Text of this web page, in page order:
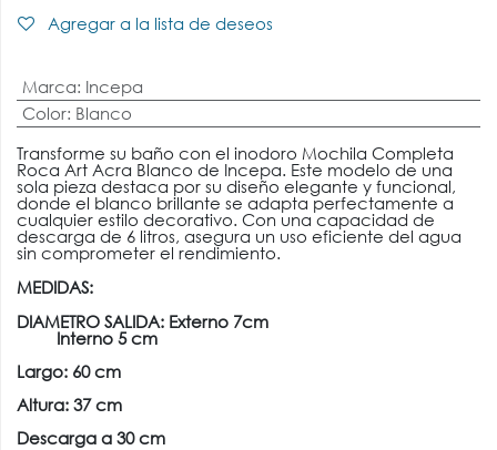
Agregar a la lista de deseos
Marca: Incepa
Color: Blanco
Transforme su baño con el inodoro Mochila Completa
Roca Art Acra Blanco de Incepa. Este modelo de una
sola pieza destaca por su diseño elegante y funcional,
donde el blanco brillante se adapta perfectamente a
cualquier estilo decorativo. Con una capacidad de
descarga de 6 litros, asegura un uso eficiente del agua
sin comprometer el rendimiento.
MEDIDAS:
DIAMETRO SALIDA: Externo 7cm
Interno 5 cm
Largo: 60 cm
Altura: 37 cm
Descarga a 30 cm